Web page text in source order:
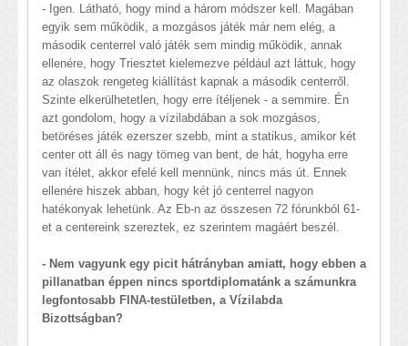
- Igen. Látható, hogy mind a három módszer kell. Magában
egyik sem működik, a mozgásos játék már nem elég, a
második centerrel való játék sem mindig működik, annak
ellenére, hogy Triesztet kielemezve például azt láttuk, hogy
az olaszok rengeteg kiállítást kapnak a második centerről.
Szinte elkerülhetetlen, hogy erre ítéljenek - a semmire. Én
azt gondolom, hogy a vízilabdában a sok mozgásos,
betöréses játék ezerszer szebb, mint a statikus, amikor két
center ott áll és nagy tömeg van bent, de hát, hogyha erre
van ítélet, akkor efelé kell mennünk, nincs más út. Ennek
ellenére hiszek abban, hogy két jó centerrel nagyon
hatékonyak lehetünk. Az Eb-n az összesen 72 fórunkból 61-
et a centereink szereztek, ez szerintem magáért beszél.
- Nem vagyunk egy picit hátrányban amiatt, hogy ebben a
pillanatban éppen nincs sportdiplomatánk a számunkra
legfontosabb FINA-testületben, a Vízilabda
Bizottságban?